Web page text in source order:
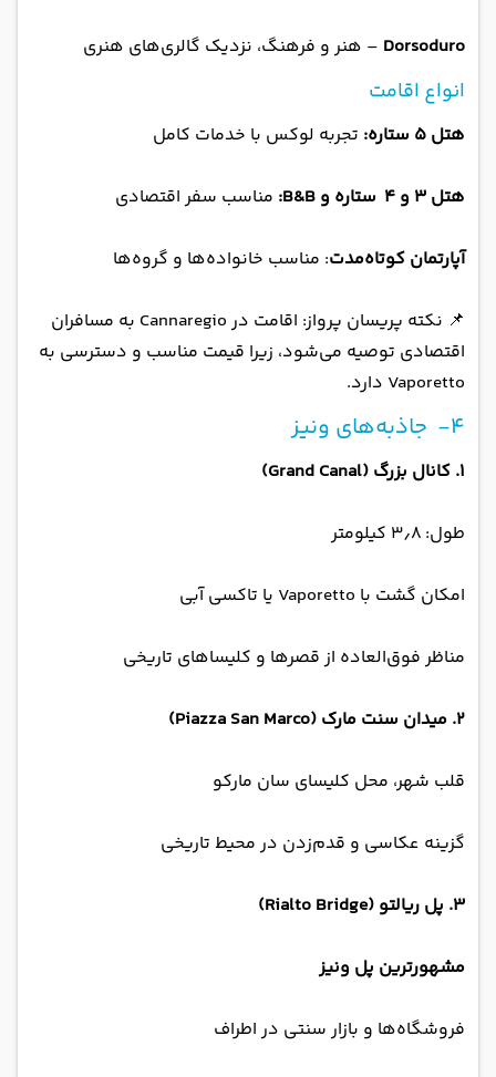
Dorsoduro – هنر و فرهنگ، نزدیک گالری‌های هنری
انواع اقامت
هتل 5 ستاره: تجربه لوکس با خدمات کامل
هتل 3 و 4 ستاره و B&B: مناسب سفر اقتصادی
آپارتمان کوتاه‌مدت: مناسب خانواده‌ها و گروه‌ها
📌 نکته پریسان پرواز: اقامت در Cannaregio به مسافران
اقتصادی توصیه می‌شود، زیرا قیمت مناسب و دسترسی به
Vaporetto دارد.
4- جاذبه‌های ونیز
۱. کانال بزرگ (Grand Canal)
طول: ۳٫۸ کیلومتر
امکان گشت با Vaporetto یا تاکسی آبی
مناظر فوق‌العاده از قصرها و کلیساهای تاریخی
۲. میدان سنت مارک (Piazza San Marco)
قلب شهر، محل کلیسای سان مارکو
گزینه عکاسی و قدم‌زدن در محیط تاریخی
۳. پل ریالتو (Rialto Bridge)
مشهورترین پل ونیز
فروشگاه‌ها و بازار سنتی در اطراف